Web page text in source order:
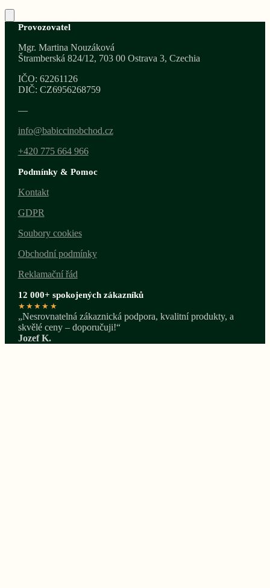
Provozovatel
Mgr. Martina Nouzáková
Štramberská 824/12, 703 00 Ostrava 3, Czechia
IČO: 62261126
DIČ: CZ6956268759
—
info@babiccinobchod.cz
+420 775 664 966
Podmínky & Pomoc
Kontakt
GDPR
Soubory cookies
Obchodní podmínky
Reklamační řád
12 000+ spokojených zákazníků
★★★★★
„Nesrovnatelná zákaznická podpora, kvalitní produkty, a
skvělé ceny – doporučuji!“
Jozef K.